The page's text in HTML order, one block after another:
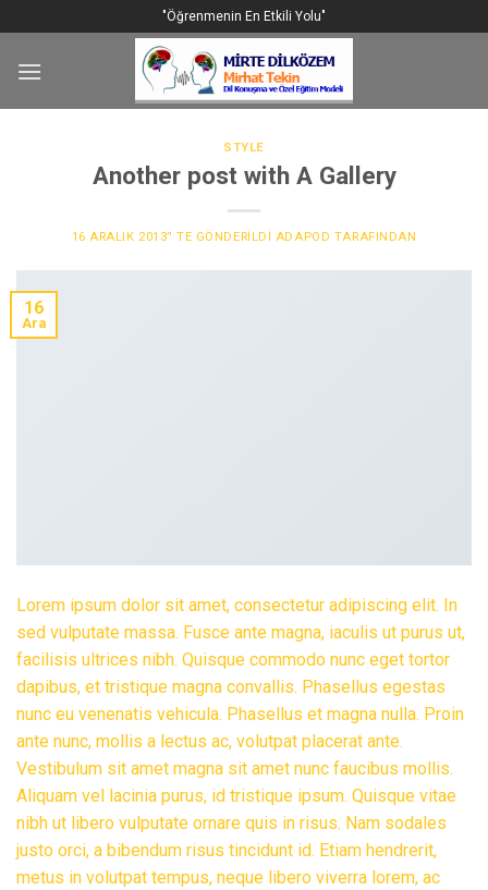
to
content
"Öğrenmenin En Etkili Yolu"
STYLE
Another post with A Gallery
16 ARALIK 2013’' TE GÖNDERILDI ADAPOD TARAFINDAN
16
Ara
Lorem ipsum dolor sit amet, consectetur adipiscing elit. In
sed vulputate massa. Fusce ante magna, iaculis ut purus ut,
facilisis ultrices nibh. Quisque commodo nunc eget tortor
dapibus, et tristique magna convallis. Phasellus egestas
nunc eu venenatis vehicula. Phasellus et magna nulla. Proin
ante nunc, mollis a lectus ac, volutpat placerat ante.
Vestibulum sit amet magna sit amet nunc faucibus mollis.
Aliquam vel lacinia purus, id tristique ipsum. Quisque vitae
nibh ut libero vulputate ornare quis in risus. Nam sodales
justo orci, a bibendum risus tincidunt id. Etiam hendrerit,
metus in volutpat tempus, neque libero viverra lorem, ac